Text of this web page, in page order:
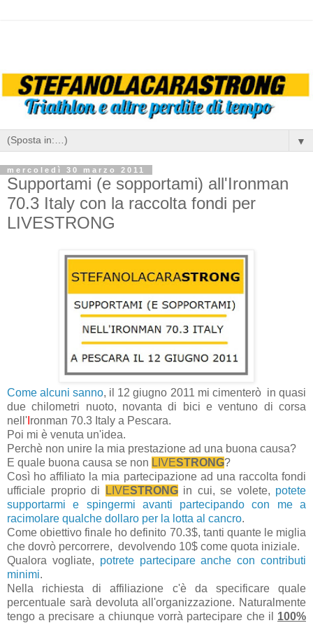
▼
mercoledì 30 marzo 2011
Supportami (e sopportami) all'Ironman
70.3 Italy con la raccolta fondi per
LIVESTRONG
Come alcuni sanno, il 12 giugno 2011 mi cimenterò in quasi
due chilometri nuoto, novanta di bici e ventuno di corsa
nell' ronman 70.3 Italy a Pescara.
Poi mi è venuta un'idea.
Perchè non unire la mia prestazione ad una buona causa?
E quale buona causa se non LIVESTRONG?
Così ho affiliato la mia partecipazione ad una raccolta fondi
ufficiale proprio di
LIVESTRONGin cui, se volete, potete
supportarmi e spingermi avanti partecipando con me a
racimolare qualche dollaro per la lotta al cancro.
Come obiettivo finale ho definito 70.3$, tanti quante le miglia
che dovrò percorrere, devolvendo 10$ come quota iniziale.
Qualora vogliate, potrete partecipare anche con contributi
minimi.
Nella richiesta di affiliazione c'è da specificare quale
percentuale sarà devoluta all'organizzazione. Naturalmente
tengo a precisare a chiunque vorrà partecipare che il 100%